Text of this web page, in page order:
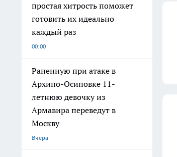
простая хитрость поможет
готовить их идеально
каждый раз
00:00
Раненную при атаке в
Архипо-Осиповке 11-
летнюю девочку из
Армавира переведут в
Москву
Вчера